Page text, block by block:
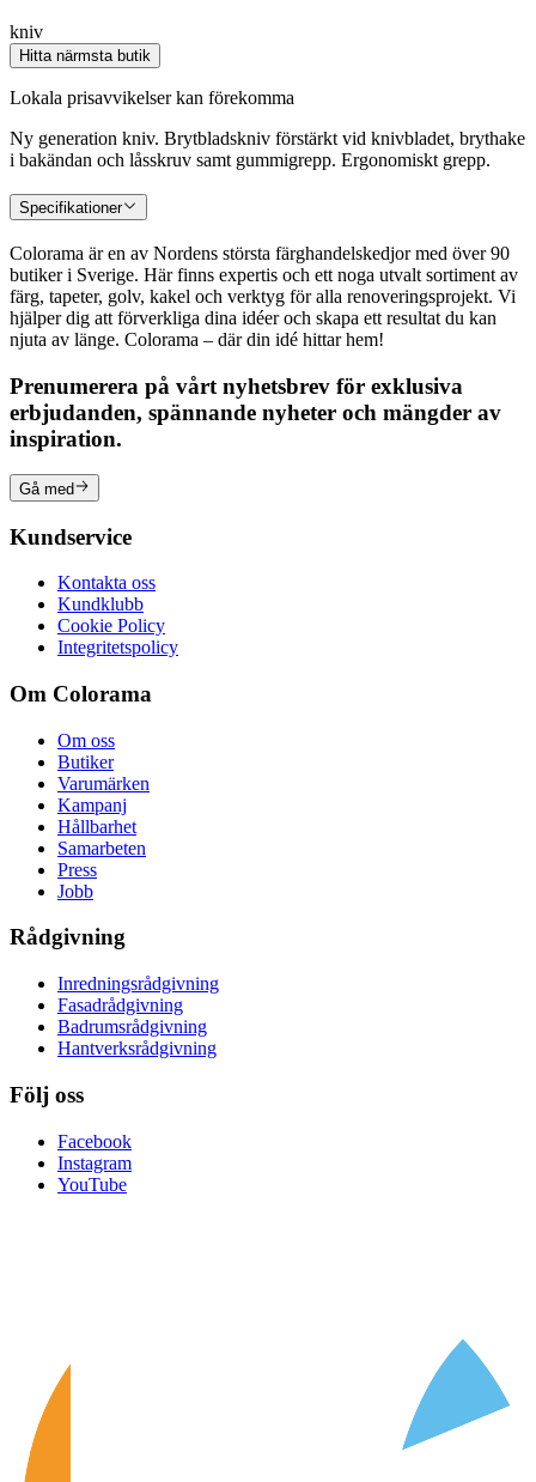
kniv
Hitta närmsta butik
Lokala prisavvikelser kan förekomma
Ny generation kniv. Brytbladskniv förstärkt vid knivbladet, brythake
i bakändan och låsskruv samt gummigrepp. Ergonomiskt grepp.
Specifikationer
Colorama är en av Nordens största färghandelskedjor med över 90
butiker i Sverige. Här finns expertis och ett noga utvalt sortiment av
färg, tapeter, golv, kakel och verktyg för alla renoveringsprojekt. Vi
hjälper dig att förverkliga dina idéer och skapa ett resultat du kan
njuta av länge. Colorama – där din idé hittar hem!
Prenumerera på vårt nyhetsbrev för exklusiva
erbjudanden, spännande nyheter och mängder av
inspiration.
Gå med
Kundservice
Kontakta oss
Kundklubb
Cookie Policy
Integritetspolicy
Om Colorama
Om oss
Butiker
Varumärken
Kampanj
Hållbarhet
Samarbeten
Press
Jobb
Rådgivning
Inredningsrådgivning
Fasadrådgivning
Badrumsrådgivning
Hantverksrådgivning
Följ oss
Facebook
Instagram
YouTube